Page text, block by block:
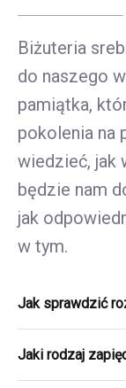
Biżuteria
do naszego
pamiątka,
pokolenia na
wiedzieć, jak
będzie nam
jak
w tym.
Jak sprawdzić
poznać jego
Jaki rodzaj